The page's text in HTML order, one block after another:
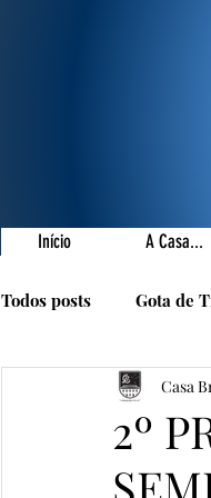
Início A Casa...
Todos posts Gota de
Prêmios Literários
1001 Poetas
2º
Casa